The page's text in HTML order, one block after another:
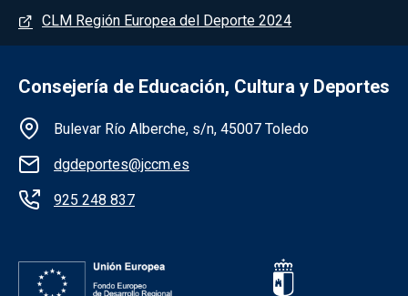
CLM Región Europea del Deporte 2024
Consejería de Educación, Cultura y Deportes
Información de la institución
Bulevar Río Alberche, s/n, 45007 Toledo
dgdeportes@jccm.es
925 248 837